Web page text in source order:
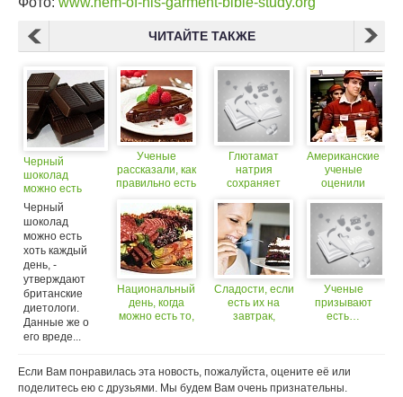
ЧИТАЙТЕ ТАКЖЕ
Черный
шоколад
можно есть
хоть каждый
день!
Черный
шоколад
можно есть
хоть каждый
день, -
утверждают
британские
диетологи.
Данные же о
его вреде...
Ученые
рассказали, как
правильно есть
диете
Национальный
день, когда
можно есть то,
Глютамат
натрия
сохраняет
утверждают
ученые
Сладости, если
есть их на
завтрак,
Американские
ученые
оценили
работников
сети
McDonald's в
«Биг Маках»
Ученые
призывают
есть…
Если Вам понравилась эта новость, пожалуйста, оцените её или
поделитесь ею с друзьями. Мы будем Вам очень признательны.